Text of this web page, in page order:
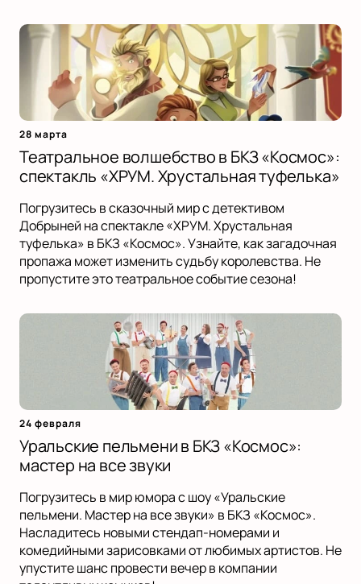
28 марта
Театральное волшебство в БКЗ «Космос»:
спектакль «ХРУМ. Хрустальная туфелька»
Погрузитесь в сказочный мир с детективом
Добрыней на спектакле «ХРУМ. Хрустальная
туфелька» в БКЗ «Космос». Узнайте, как загадочная
пропажа может изменить судьбу королевства. Не
пропустите это театральное событие сезона!
24 февраля
Уральские пельмени в БКЗ «Космос»:
мастер на все звуки
Погрузитесь в мир юмора с шоу «Уральские
пельмени. Мастер на все звуки» в БКЗ «Космос».
Насладитесь новыми стендап-номерами и
комедийными зарисовками от любимых артистов. Не
упустите шанс провести вечер в компании